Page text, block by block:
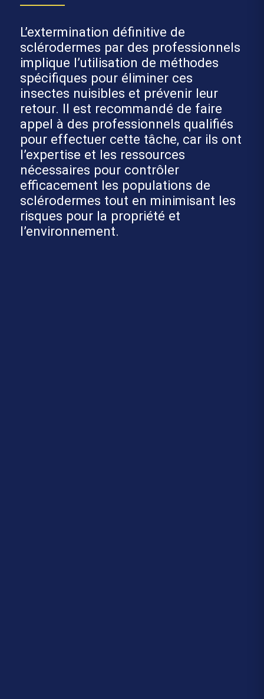
L’extermination définitive de
sclérodermes par des professionnels
implique l’utilisation de méthodes
spécifiques pour éliminer ces
insectes nuisibles et prévenir leur
retour. Il est recommandé de faire
appel à des professionnels qualifiés
pour effectuer cette tâche, car ils ont
l’expertise et les ressources
nécessaires pour contrôler
efficacement les populations de
sclérodermes tout en minimisant les
risques pour la propriété et
l’environnement.